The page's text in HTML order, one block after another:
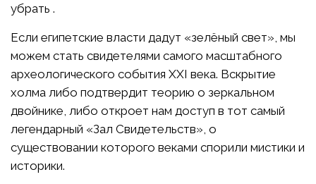
убрать .
Если египетские власти дадут «зелёный свет», мы
можем стать свидетелями самого масштабного
археологического события XXI века. Вскрытие
холма либо подтвердит теорию о зеркальном
двойнике, либо откроет нам доступ в тот самый
легендарный «Зал Свидетельств», о
существовании которого веками спорили мистики и
историки.